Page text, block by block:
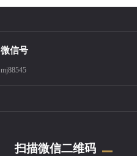
微信号
mj88545
扫描微信二维码